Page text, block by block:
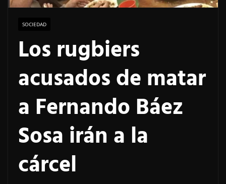
SOCIEDAD
Los rugbiers
acusados de matar
a Fernando Báez
Sosa irán a la
cárcel